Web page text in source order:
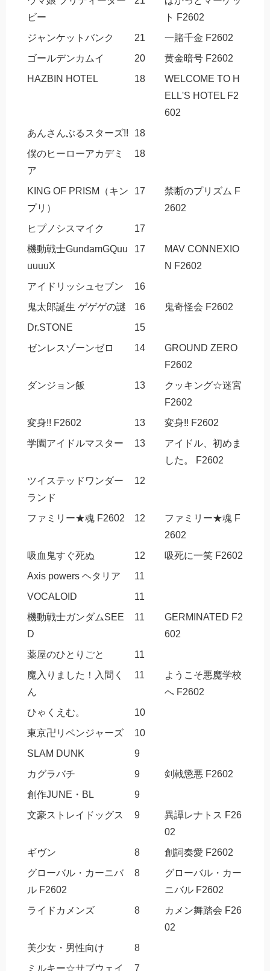
ビー
ト F2602
ジャンケットバンク
21
一賭千金 F2602
ゴールデンカムイ
20
黄金暗号 F2602
HAZBIN HOTEL
18
WELCOME TO H
ELL'S HOTEL F2
602
あんさんぶるスターズ!!
18
僕のヒーローアカデミ
ア
18
KING OF PRISM（キン
プリ）
17
禁断のプリズム F
2602
ヒプノシスマイク
17
機動戦士GundamGQuu
uuuuX
17
MAV CONNEXIO
N F2602
アイドリッシュセブン
16
鬼太郎誕生 ゲゲゲの謎
16
鬼奇怪会 F2602
Dr.STONE
15
ゼンレスゾーンゼロ
14
GROUND ZERO
F2602
ダンジョン飯
13
クッキング☆迷宮
F2602
変身!! F2602
13
変身!! F2602
学園アイドルマスター
13
アイドル、初めま
した。 F2602
ツイステッドワンダー
ランド
12
ファミリー★魂 F2602 12
ファミリー★魂 F
2602
吸血鬼すぐ死ぬ
12
吸死に一笑 F2602
Axis powers ヘタリア
11
VOCALOID
11
機動戦士ガンダムSEE
D
11
GERMINATED F2
602
薬屋のひとりごと
11
魔入りました！入間く
ん
11
ようこそ悪魔学校
へ F2602
ひゃくえむ。
10
東京卍リベンジャーズ
10
SLAM DUNK
9
カグラバチ
9
剣戟懲悪 F2602
創作JUNE・BL
9
文豪ストレイドッグス
9
異譚レナトス F26
02
ギヴン
8
創詞奏愛 F2602
グローバル・カーニバ
ル F2602
8
グローバル・カー
ニバル F2602
ライドカメンズ
8
カメン舞踏会 F26
02
美少女・男性向け
8
ミルキー☆サブウェイ
7